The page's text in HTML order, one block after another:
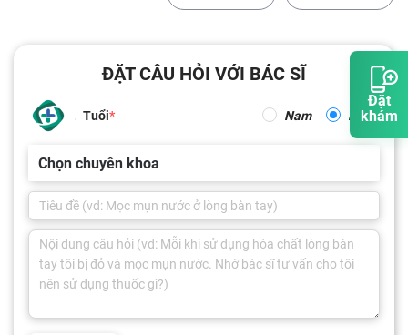
Đặt
khám
ĐẶT CÂU HỎI VỚI BÁC SĨ
Tuổi Nam Nữ
Chọn chuyên khoa